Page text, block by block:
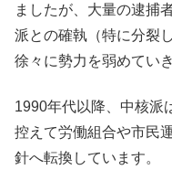
ましたが、大量の逮捕
派との確執（特に分裂
徐々に勢力を弱めてい
1990年代以降、中核派
控えて労働組合や市民
針へ転換しています。